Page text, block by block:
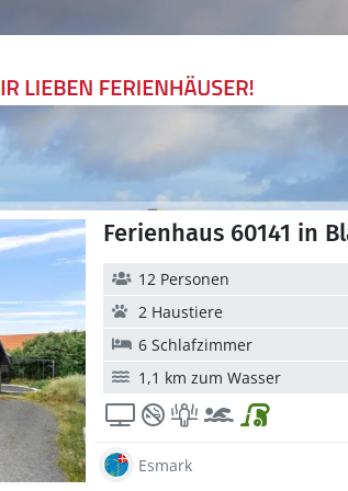
Ferienhaus 60141 in
12 Personen
2 Haustiere
6 Schlafzimmer
1,1 km zum Wasser
Esmark